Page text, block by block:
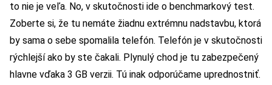
to nie je veľa. No, v skutočnosti ide o benchmarkový test.
Zoberte si, že tu nemáte žiadnu extrémnu nadstavbu, ktorá
by sama o sebe spomalila telefón. Telefón je v skutočnosti
rýchlejší ako by ste čakali. Plynulý chod je tu zabezpečený
hlavne vďaka 3 GB verzii. Tú inak odporúčame uprednostniť.